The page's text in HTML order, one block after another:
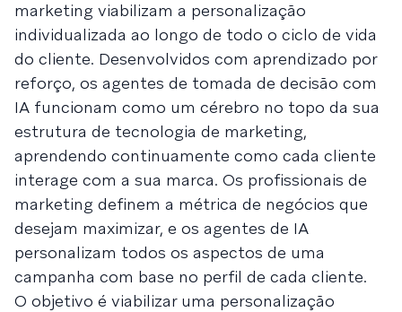
marketing viabilizam a personalização
individualizada ao longo de todo o ciclo de vida
do cliente. Desenvolvidos com aprendizado por
reforço, os agentes de tomada de decisão com
IA funcionam como um cérebro no topo da sua
estrutura de tecnologia de marketing,
aprendendo continuamente como cada cliente
interage com a sua marca. Os profissionais de
marketing definem a métrica de negócios que
desejam maximizar, e os agentes de IA
personalizam todos os aspectos de uma
campanha com base no perfil de cada cliente.
O objetivo é viabilizar uma personalização